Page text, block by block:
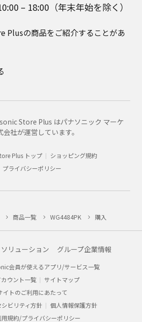
– 18:00（年末年始を除く）
Plusの商品をご紹介することがあ
Store Plus はパナソニック マーケ
社が運営しています。
Plus トップ
ショッピング規約
プライバシーポリシー
商品一覧 WG4484PK 購入
リューション グループ企業情報
会員が使えるアプリ/サービス一覧
カウント一覧
サイトマップ
イトのご利用にあたって
シビリティ方針
個人情報保護方針
規約/プライバシーポリシー